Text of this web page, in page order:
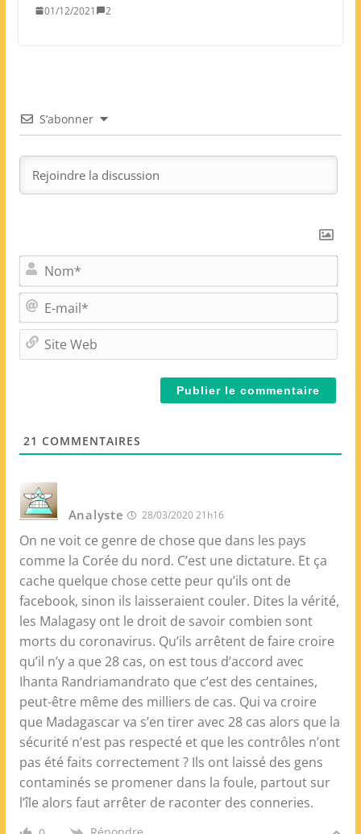
01/12/2021 2
S’abonner
o
m
*
E
-
m
i
21 COMMENTAIRES
Analyste 28/03/2020 21h16
On ne voit ce genre de chose que dans les pays
comme la Corée du nord. C’est une dictature. Et ça
cache quelque chose cette peur qu’ils ont de
facebook, sinon ils laisseraient couler. Dites la vérité,
les Malagasy ont le droit de savoir combien sont
morts du coronavirus. Qu’ils arrêtent de faire croire
qu’il n’y a que 28 cas, on est tous d’accord avec
Ihanta Randriamandrato que c’est des centaines,
peut-être même des milliers de cas. Qui va croire
que Madagascar va s’en tirer avec 28 cas alors que la
sécurité n’est pas respecté et que les contrôles n’ont
pas été faits correctement ? Ils ont laissé des gens
contaminés se promener dans la foule, partout sur
l’île alors faut arrêter de raconter des conneries.